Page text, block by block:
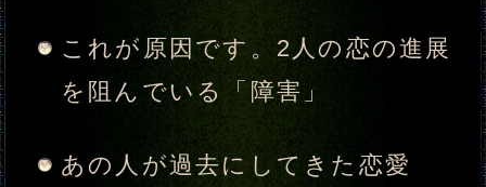
あなたがあの人の心をつかむた
めに、磨くべき魅力
九十九(つくも)の掛け合わせで
導き出す、九十九符があなたに